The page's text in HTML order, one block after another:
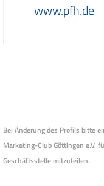
www.pfh.de
Bei Änderung des Profils bitte
Marketing-Club Göttingen e.V.
Geschäftsstelle mitzuteilen.